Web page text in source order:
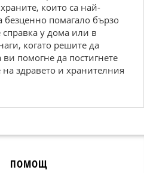
които са най-
безценно помагало бързо
у дома или в
когато решите да
ви помогне да постигнете
здравето и хранителния
ПОМОЩ